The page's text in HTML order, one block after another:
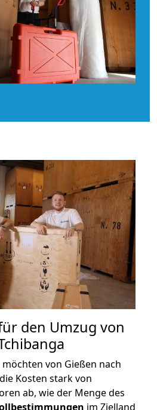
den Umzug von
von Gießen nach
Kosten stark von
ab, wie der Menge des
im Zielland